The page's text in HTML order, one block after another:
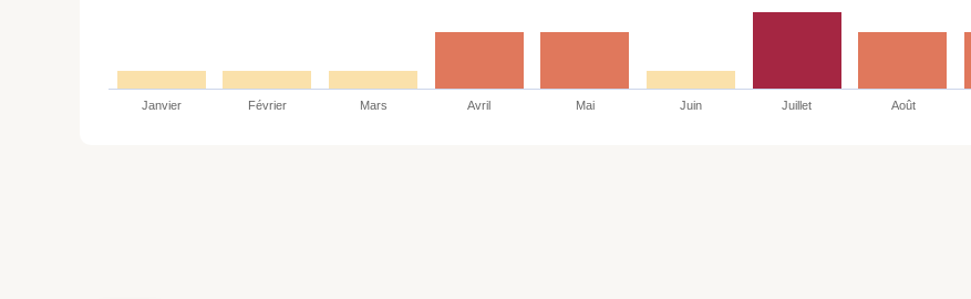
Janvier Février Mars Avril Mai Juin Juillet Août